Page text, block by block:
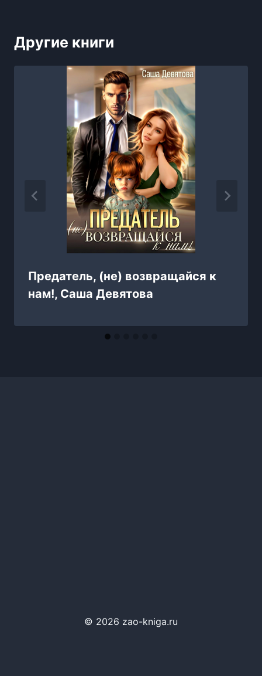
Другие книги
Предатель, (не) возвращайся к
нам!, Саша Девятова
© 2026 zao-kniga.ru